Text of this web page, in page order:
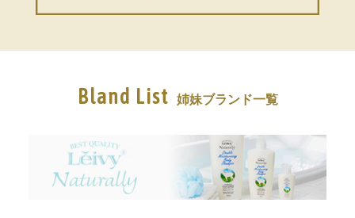
Bland List 姉妹ブランド一覧